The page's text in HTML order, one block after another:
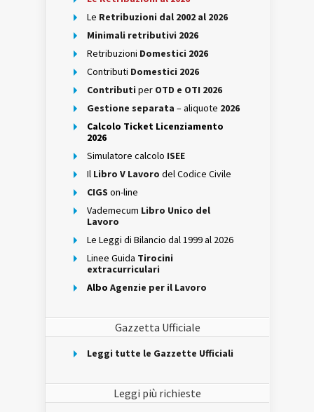
Le Retribuzioni dal 2002 al 2026
Minimali retributivi 2026
Retribuzioni Domestici 2026
Contributi Domestici 2026
Contributi per OTD e OTI 2026
Gestione separata – aliquote 2026
Calcolo Ticket Licenziamento
2026
Simulatore calcolo ISEE
Il Libro V Lavoro del Codice Civile
CIGS on-line
Vademecum Libro Unico del
Lavoro
Le Leggi di Bilancio dal 1999 al 2026
Linee Guida Tirocini
extracurriculari
Albo Agenzie per il Lavoro
Gazzetta Ufficiale
Leggi tutte le Gazzette Ufficiali
Leggi più richieste